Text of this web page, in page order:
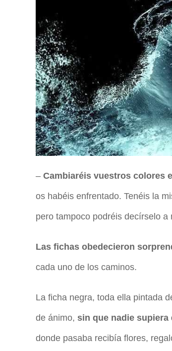
– Cambiaréis vuestros colores
os habéis enfrentado. Tenéis la
pero tampoco podréis decírselo a
Las fichas obedecieron
cada uno de los caminos.
La ficha negra, toda ella pintada
de ánimo, sin que nadie supiera
donde pasaba recibía flores,